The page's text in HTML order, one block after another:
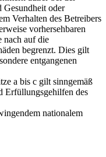
oder
Verhalten des Betreibers
vorhersehbaren
nach auf die
begrenzt. Dies gilt
entgangenen
a bis c gilt sinngemäß
Erfüllungsgehilfen des
nationalem